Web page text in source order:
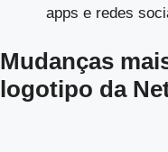
apps e redes
Mudanças
logotipo da